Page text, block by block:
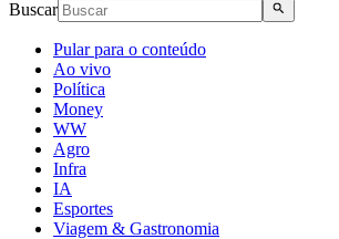
Buscar
Pular para o conteúdo
Ao vivo
Política
Money
WW
Agro
Infra
IA
Esportes
Viagem & Gastronomia